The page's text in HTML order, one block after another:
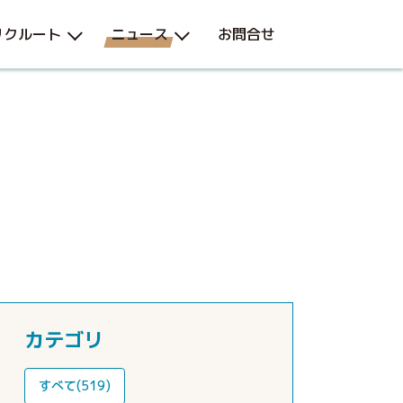
クルート ニュース お問合せ
カテゴリ
すべて(519)